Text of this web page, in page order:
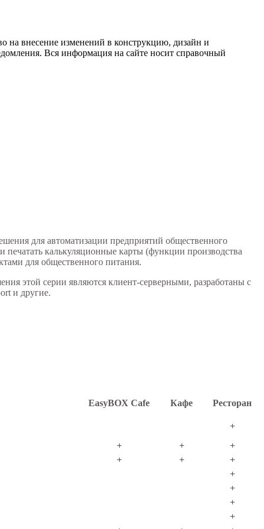
на внесение изменений в конструкцию, дизайн и
Вся информация на сайте носит справочный
для автоматизации предприятий общественного
калькуляционные карты (функции производства
для общественного питания.
этой серии являются клиент-серверными, разработаны с
и другие.
EasyBOX Cafe Кафе Ресторан
+
+
+
+
+
+
+
+
+
+
+